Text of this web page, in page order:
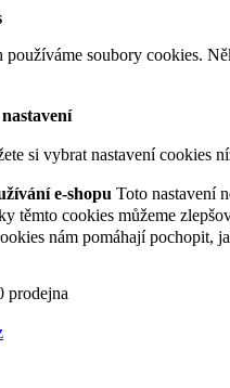
soubory cookies.
si vybrat nastavení cookies
e-shopu Toto nastavení
těmto cookies můžeme
nám pomáhají pochopit,
prodejna